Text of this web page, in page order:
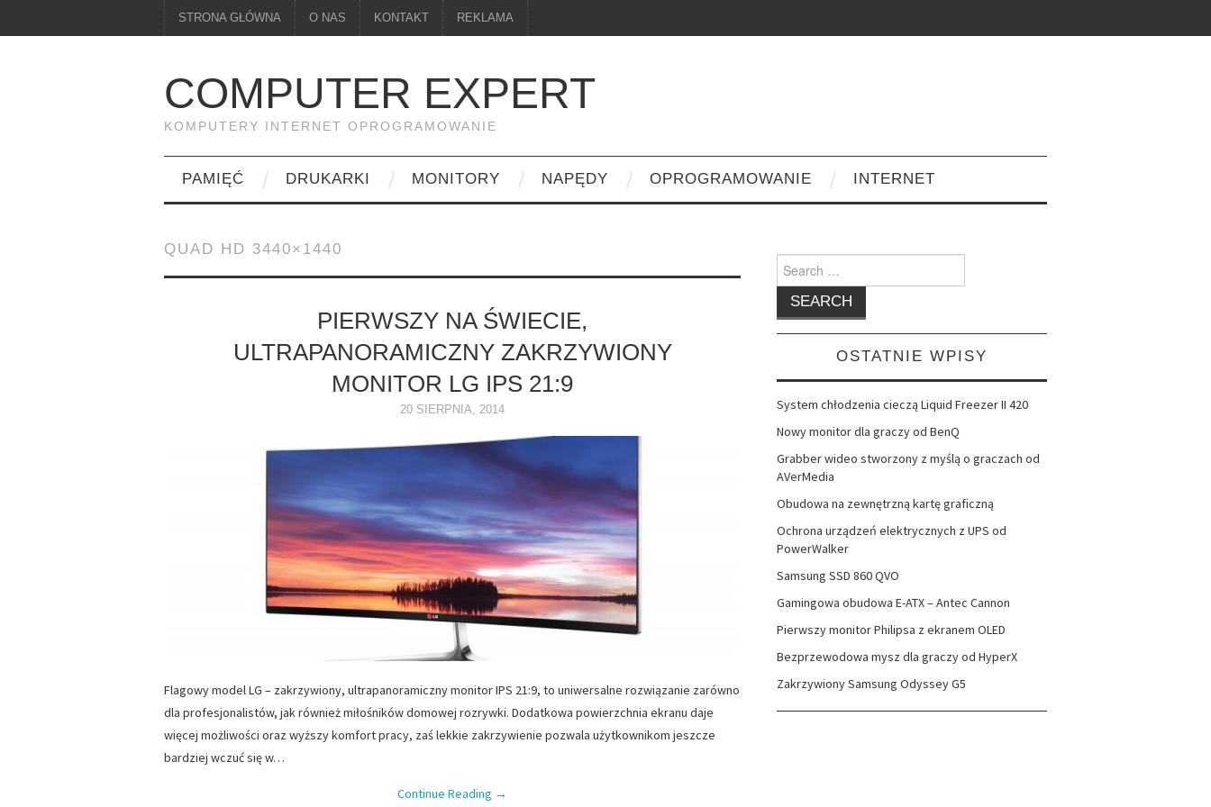
STRONA GŁÓWNA O NAS KONTAKT REKLAMA
COMPUTER EXPERT
KOMPUTERY INTERNET OPROGRAMOWANIE
PAMIĘĆ DRUKARKI MONITORY NAPĘDY OPROGRAMOWANIE INTERNET
QUAD HD 3440×1440
PIERWSZY NA ŚWIECIE,
ULTRAPANORAMICZNY ZAKRZYWIONY
MONITOR LG IPS 21:9
20 SIERPNIA, 2014
Flagowy model LG – zakrzywiony, ultrapanoramiczny monitor IPS 21:9, to uniwersalne rozwiązanie zarówno
dla profesjonalistów, jak również miłośników domowej rozrywki. Dodatkowa powierzchnia ekranu daje
więcej możliwości oraz wyższy komfort pracy, zaś lekkie zakrzywienie pozwala użytkownikom jeszcze
bardziej wczuć się w…
Continue Reading →
Search
for:
OSTATNIE WPISY
System chłodzenia cieczą Liquid Freezer II 420
Nowy monitor dla graczy od BenQ
Grabber wideo stworzony z myślą o graczach od
AVerMedia
Obudowa na zewnętrzną kartę graficzną
Ochrona urządzeń elektrycznych z UPS od
PowerWalker
Samsung SSD 860 QVO
Gamingowa obudowa E-ATX – Antec Cannon
Pierwszy monitor Philipsa z ekranem OLED
Bezprzewodowa mysz dla graczy od HyperX
Zakrzywiony Samsung Odyssey G5